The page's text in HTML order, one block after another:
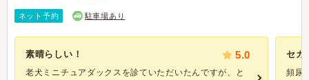
ネット予約 駐車場あり
素晴らしい！ 5.0
老犬ミニチュアダックスを診ていただいたんですが、と
セカ
頻尿